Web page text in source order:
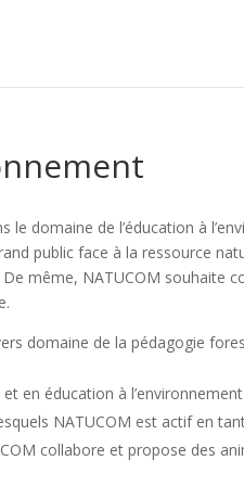
le domaine de l’éducation à
public face à la ressource
même, NATUCOM souhaite
domaine de la pédagogie
en éducation à
NATUCOM est actif en
collabore et propose des